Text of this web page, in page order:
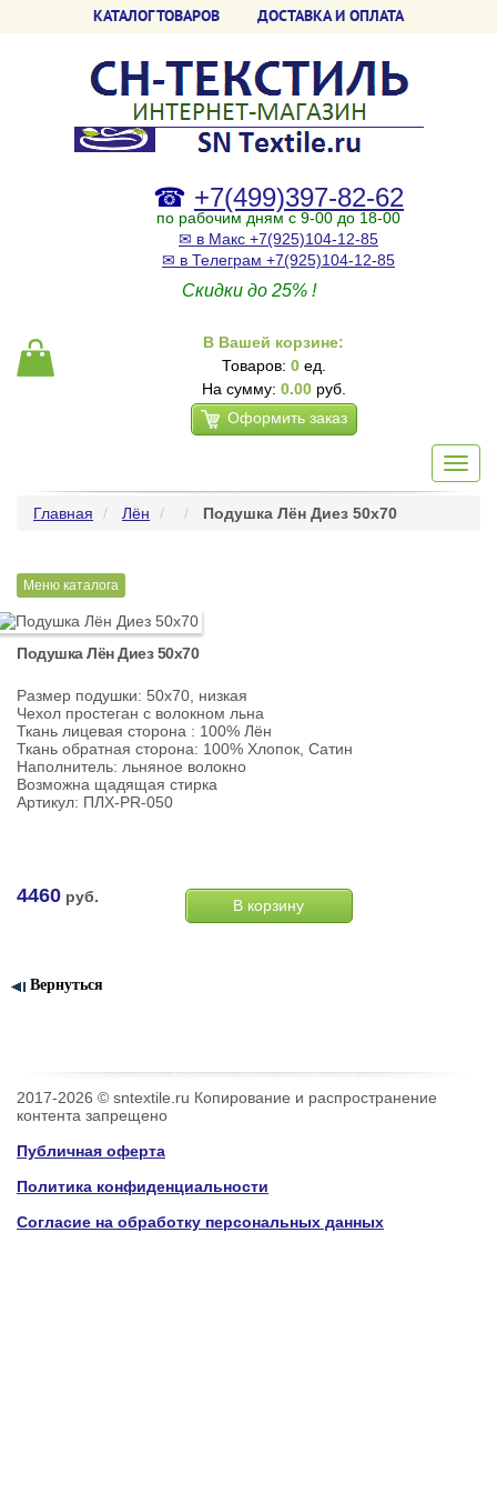
КАТАЛОГ ТОВАРОВ ДОСТАВКА И ОПЛАТА
☎ +7(499)397-82-62
по рабочим дням с 9-00 до 18-00
✉ в Макс +7(925)104-12-85
✉ в Телеграм +7(925)104-12-85
Скидки до 25% !
В Вашей корзине:
Товаров: 0ед.
На сумму: 0.00руб.
Оформить заказ
Главная
Лён Подушка Лён Диез 50х70
Меню каталога
Подушка Лён Диез 50х70
Размер подушки: 50х70, низкая
Чехол простеган с волокном льна
Ткань лицевая сторона : 100% Лён
Ткань обратная сторона: 100% Хлопок, Сатин
Наполнитель: льняное волокно
Возможна щадящая стирка
Артикул: ПЛХ-PR-050
4460 руб.
Вернуться
2017-2026 © sntextile.ru Копирование и распространение
контента запрещено
Публичная оферта
Политика конфиденциальности
Согласие на обработку персональных данных